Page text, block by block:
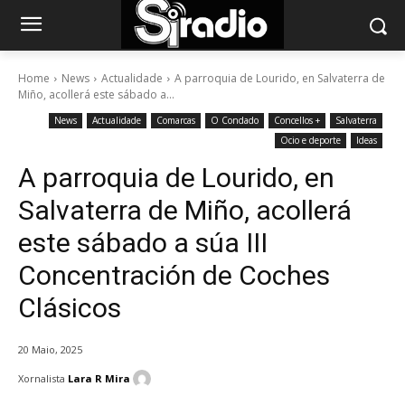
Home News Actualidade
A parroquia de Lourido, en Salvaterra de
Miño, acollerá este sábado a...
News Actualidade Comarcas O Condado Concellos +
Salvaterra
Ocio e deporte
Ideas
A parroquia de Lourido, en
Salvaterra de Miño, acollerá
este sábado a súa III
Concentración de Coches
Clásicos
20 Maio, 2025
Xornalista Lara R Mira